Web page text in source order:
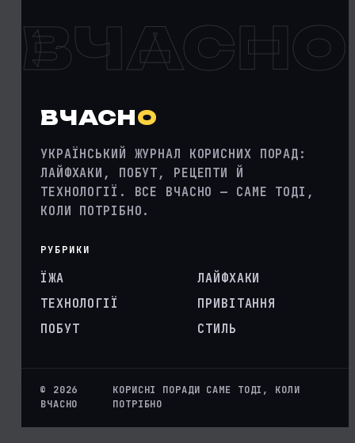
ВЧАСНО
ВЧАСНО
УКРАЇНСЬКИЙ ЖУРНАЛ КОРИСНИХ ПОРАД:
ЛАЙФХАКИ, ПОБУТ, РЕЦЕПТИ Й
ТЕХНОЛОГІЇ. ВСЕ ВЧАСНО — САМЕ ТОДІ,
КОЛИ ПОТРІБНО.
РУБРИКИ
ЇЖА
ТЕХНОЛОГІЇ
ПОБУТ
ЛАЙФХАКИ
ПРИВІТАННЯ
СТИЛЬ
© 2026
ВЧАСНО
КОРИСНІ ПОРАДИ САМЕ ТОДІ, КОЛИ
ПОТРІБНО